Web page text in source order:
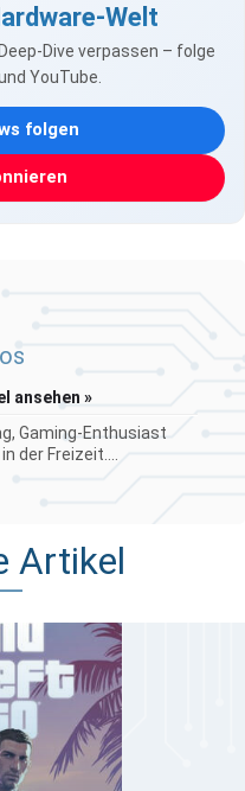
Welt
Dive verpassen – folge
YouTube.
folgen
ansehen »
Gaming-Enthusiast
der Freizeit....
Artikel